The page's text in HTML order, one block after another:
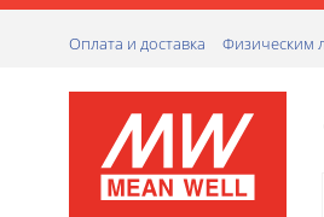
Оплата и доставка Физическим